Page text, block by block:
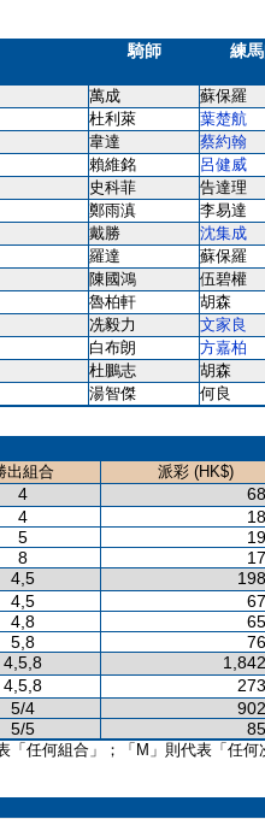
騎師 練
萬成 蘇保羅
杜利萊 葉楚航
韋達 蔡約翰
賴維銘 呂健威
史科菲 告達理
鄭雨滇 李易達
戴勝 沈集成
羅達 蘇保羅
陳國鴻 伍碧權
魯柏軒 胡森
冼毅力 文家良
白布朗 方嘉柏
杜鵬志 胡森
湯智傑
何良
出組合
派彩 (HK$)
4
4
5
8
4,5
4,5
4,8
5,8
4,5,8
4,5,8
5/4
5/5
「任何組合」；「M」則代表「任何